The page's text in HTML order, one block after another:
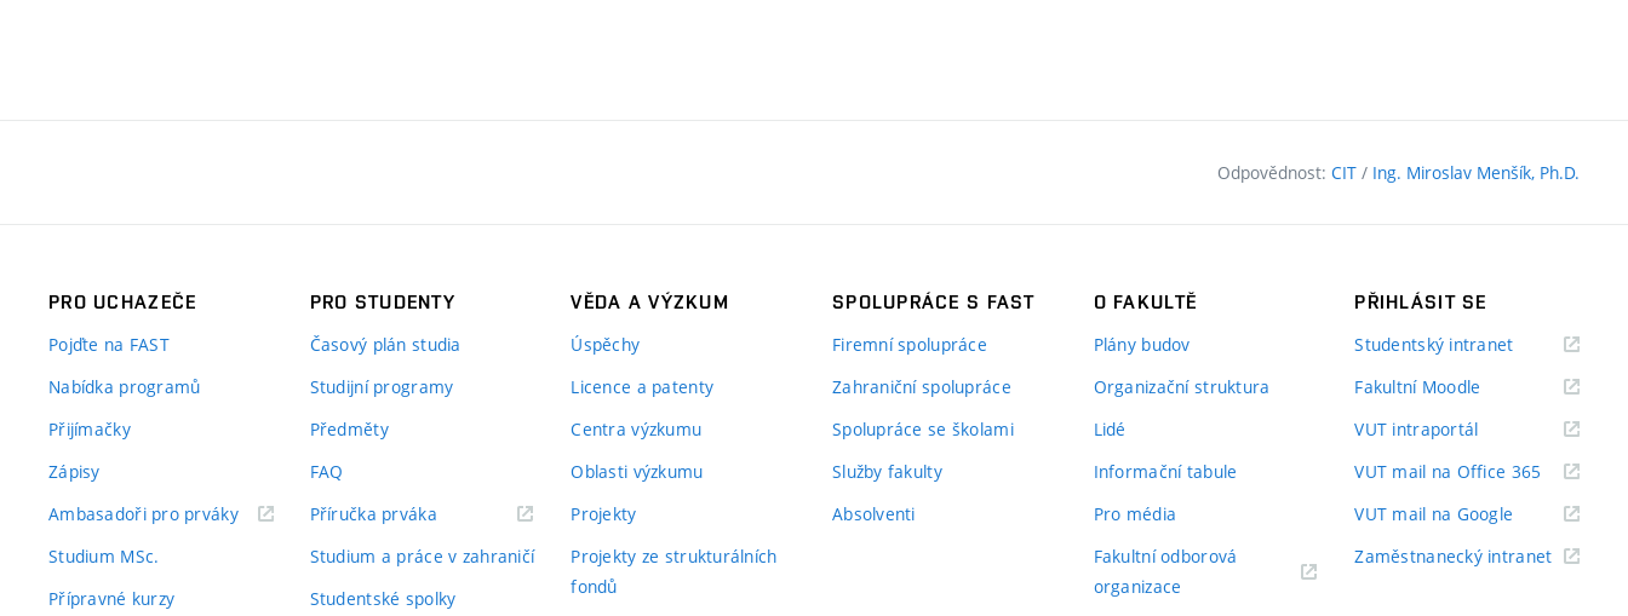
Odpovědnost: CIT / Ing. Miroslav Menšík, Ph.D.
PRO UCHAZEČE
Pojďte na FAST
Nabídka programů
Přijímačky
Zápisy
Ambasadoři pro prváky(externí
Studium MSc.
Přípravné kurzy
PRO STUDENTY
Časový plán studia
Studijní programy
Předměty
FAQ
Příručka prváka(externí
Studium a práce v zahraničí
Studentské spolky
VĚDA A VÝZKUM
Úspěchy
Licence a patenty
Centra výzkumu
Oblasti výzkumu
Projekty
Projekty ze strukturálních
fondů
SPOLUPRÁCE S FAST
Firemní spolupráce
Zahraniční spolupráce
Spolupráce se školami
Služby fakulty
Absolventi
O FAKULTĚ
Plány budov
Organizační struktura
Lidé
Informační tabule
Pro média
Fakultní odborová
organizace
PŘIHLÁSIT SE
Studentský intranet(externí
Fakultní Moodle
VUT intraportál(externí
VUT mail na Office 365 (externí
odkaz)
VUT mail na Google (externí
Zaměstnanecký intranet(externí